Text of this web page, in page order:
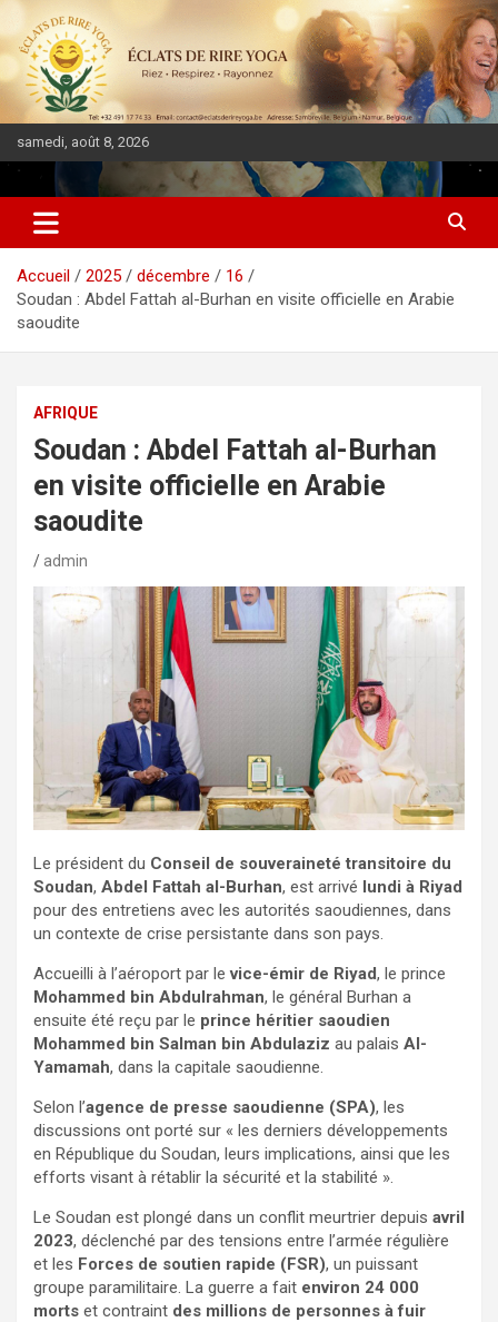
samedi, août 8, 2026
DIASPORA PULSE
Accueil 2025 décembre
16
Soudan : Abdel Fattah al-Burhan en visite officielle en Arabie
saoudite
AFRIQUE
Soudan : Abdel Fattah al-Burhan
en visite officielle en Arabie
saoudite
admin
Le président du Conseil de souveraineté transitoire du
Soudan, Abdel Fattah al-Burhan, est arrivé lundi à Riyad
pour des entretiens avec les autorités saoudiennes, dans
un contexte de crise persistante dans son pays.
Accueilli à l’aéroport par levice-émir de Riyad, le prince
Mohammed bin Abdulrahman, le général Burhan a
ensuite été reçu par le prince héritier saoudien
Mohammed bin Salman bin Abdulaziz au palais Al-
Yamamah, dans la capitale saoudienne.
Selon l’agence de presse saoudienne (SPA), les
discussions ont porté sur « les derniers développements
en République du Soudan, leurs implications, ainsi que les
efforts visant à rétablir la sécurité et la stabilité ».
Le Soudan est plongé dans un conflit meurtrier depuis avril
2023, déclenché par des tensions entre l’armée régulière
et les Forces de soutien rapide (FSR), un puissant
groupe paramilitaire. La guerre a fait environ 24 000
morts et contraint des millions de personnes à fuir